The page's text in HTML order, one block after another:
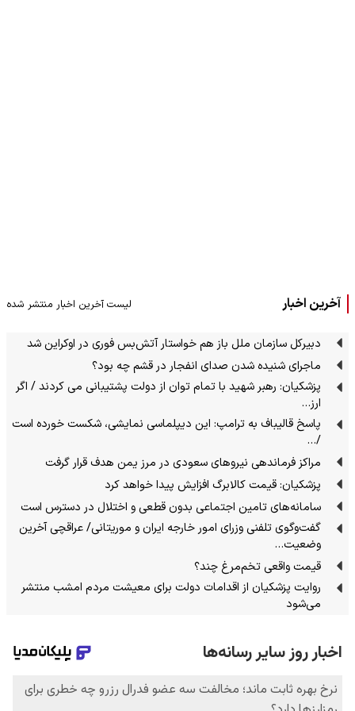
آخرین اخبار لیست آخرین اخبار منتشر شده
دبیرکل سازمان ملل باز هم خواستار آتش‌بس فوری در اوکراین شد
ماجرای شنیده شدن صدای انفجار در قشم چه بود؟
پزشکیان: رهبر شهید با تمام توان از دولت پشتیبانی می کردند / اگر
ارز…
پاسخ قالیباف به ترامپ: این دیپلماسی نمایشی، شکست خورده است
/…
مراکز فرماندهی نیروهای سعودی در مرز یمن هدف قرار گرفت
پزشکیان: قیمت کالابرگ افزایش پیدا خواهد کرد
سامانه‌های تامین اجتماعی بدون قطعی و اختلال در دسترس است
گفت‌وگوی تلفنی وزرای امور خارجه ایران و موریتانی/ عراقچی آخرین
وضعیت…
قیمت واقعی تخم‌مرغ چند؟
روایت پزشکیان از اقدامات دولت برای معیشت مردم امشب منتشر
می‌شود